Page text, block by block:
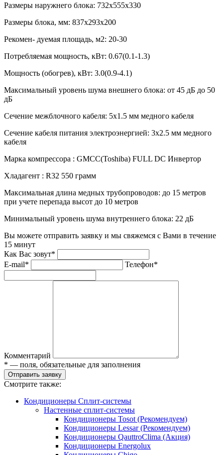
Размеры наружнего блока: 732х555х330
Размеры блока, мм: 837х293х200
Рекомен- дуемая площадь, м2: 20-30
Потребляемая мощность, кВт: 0.67(0.1-1.3)
Мощность (обогрев), кВт: 3.0(0.9-4.1)
Максимальный уровень шума внешнего блока: от 45 дБ до 50
дБ
Сечение межблочного кабеля: 5х1.5 мм медного кабеля
Сечение кабеля питания электроэнергией: 3х2.5 мм медного
кабеля
Марка компрессора : GMCC(Toshiba) FULL DC Инвертор
Хладагент : R32 550 грамм
Максимальная длина медных трубопроводов: до 15 метров
при учете перепада высот до 10 метров
Минимальный уровень шума внутреннего блока: 22 дБ
Вы можете отправить заявку и мы свяжемся с Вами в течение
15 минут
Как Вас зовут*
E-mail*
Телефон*
Комментарий
* — поля, обязательные для заполнения
Отправить заявку
Смотрите также:
Кондиционеры Сплит-системы
Настенные сплит-системы
Кондиционеры Tosot (Рекомендуем)
Кондиционеры Lessar (Рекомендуем)
Кондиционеры QauttroClima (Акция)
Кондиционеры Energolux